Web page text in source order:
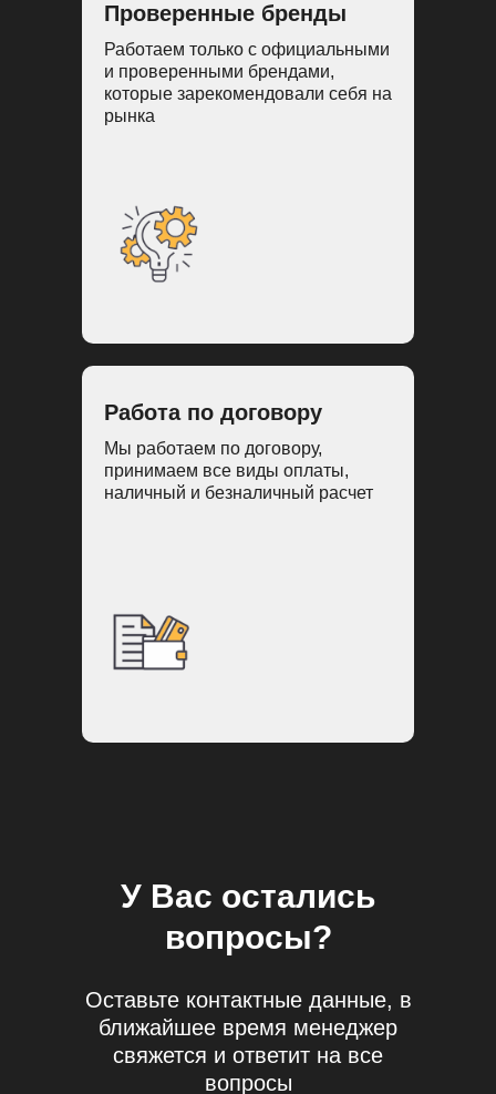
Проверенные бренды
Работаем только с официальными
и проверенными брендами,
которые зарекомендовали себя на
рынка
Работа по договору
Мы работаем по договору,
принимаем все виды оплаты,
наличный и безналичный расчет
У Вас остались
вопросы?
Оставьте контактные данные, в
ближайшее время менеджер
свяжется и ответит на все
вопросы
Просто заполните форму или
Я соглашаюсь сполитикой конфиденциальности